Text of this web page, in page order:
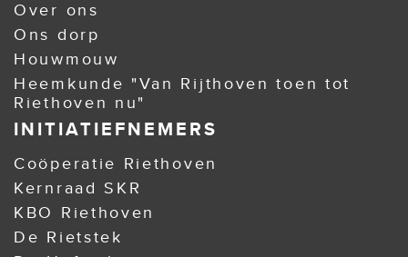
Over ons
Ons dorp
Houwmouw
Heemkunde "Van Rijthoven toen tot
Riethoven nu"
INITIATIEFNEMERS
Coöperatie Riethoven
Kernraad SKR
KBO Riethoven
De Rietstek